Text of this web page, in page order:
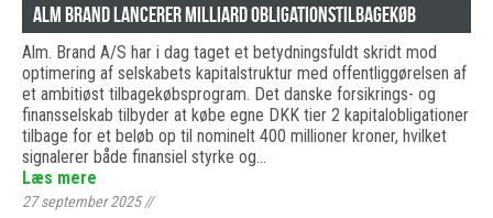
Alm Brand Lancerer Milliard Obligationstilbagekøb
Alm. Brand A/S har i dag taget et betydningsfuldt skridt mod
optimering af selskabets kapitalstruktur med offentliggørelsen af
et ambitiøst tilbagekøbsprogram. Det danske forsikrings- og
finansselskab tilbyder at købe egne DKK tier 2 kapitalobligationer
tilbage for et beløb op til nominelt 400 millioner kroner, hvilket
signalerer både finansiel styrke og…
Læs mere
27 september 2025//